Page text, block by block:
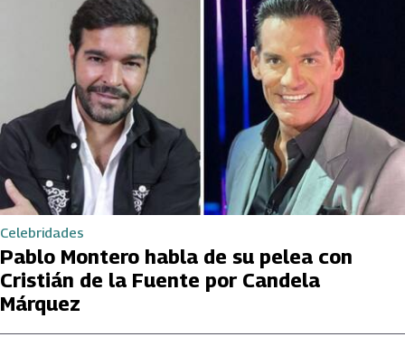
Celebridades
Pablo Montero habla de su pelea con
Cristián de la Fuente por Candela
Márquez